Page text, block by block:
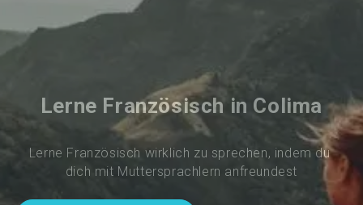
Lerne Französisch in Colima
Lerne Französisch wirklich zu sprechen, indem du
dich mit Muttersprachlern anfreundest